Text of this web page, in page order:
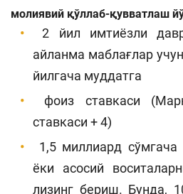
молиявий қўллаб-қувватлаш
2 йил имтиёзли
айланма маблағлар
йилгача муддатга
фоиз ставкаси
ставкаси + 4)
1,5 миллиард
ёки асосий
лизинг бериш. Бунда,